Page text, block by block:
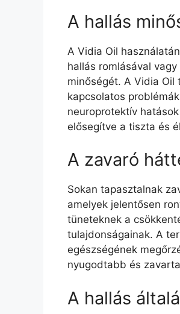
A hallás
A Vidia Oil
hallás romlásával
minőségét. A Vidia Oil
kapcsolatos
neuroprotektív
elősegítve a tiszta és
A zavaró
Sokan tapasztalnak
amelyek jelentősen
tüneteknek a
tulajdonságainak. A
egészségének
nyugodtabb és
A hallás